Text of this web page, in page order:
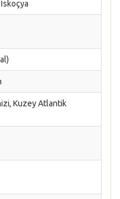
Kuzey Atlantik